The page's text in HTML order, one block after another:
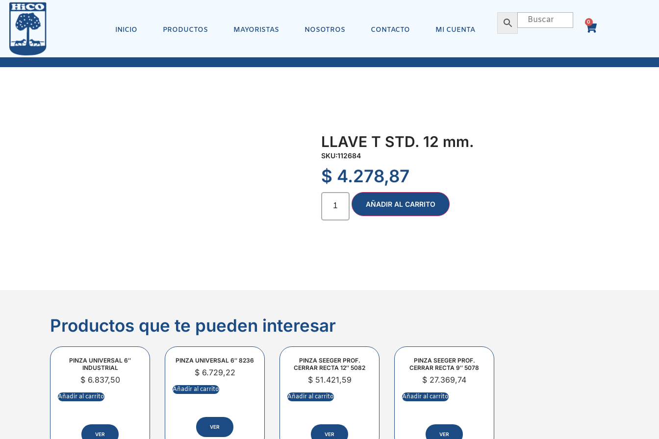
INICIO PRODUCTOS MAYORISTAS NOSOTROS CONTACTO MI CUENTA
0
LLAVE T STD. 12 mm.
SKU:112684
$ 4.278,87
AÑADIR AL CARRITO
Productos que te pueden interesar
PINZA UNIVERSAL 6″
INDUSTRIAL
$6.837,50
Añadir al carrito
VER
PINZA UNIVERSAL 6″ 8236
$6.729,22
Añadir al carrito
VER
PINZA SEEGER PROF.
CERRAR RECTA 12″ 5082
$51.421,59
Añadir al carrito
VER
PINZA SEEGER PROF.
CERRAR RECTA 9″ 5078
$ 27.369,74
Añadir al carrito
VER